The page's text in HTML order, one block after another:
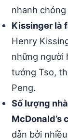
nhanh
Kissinger là
Henry
những người
tướng Tso,
Peng.
Số lượng
McDonald’s
dẫn bởi